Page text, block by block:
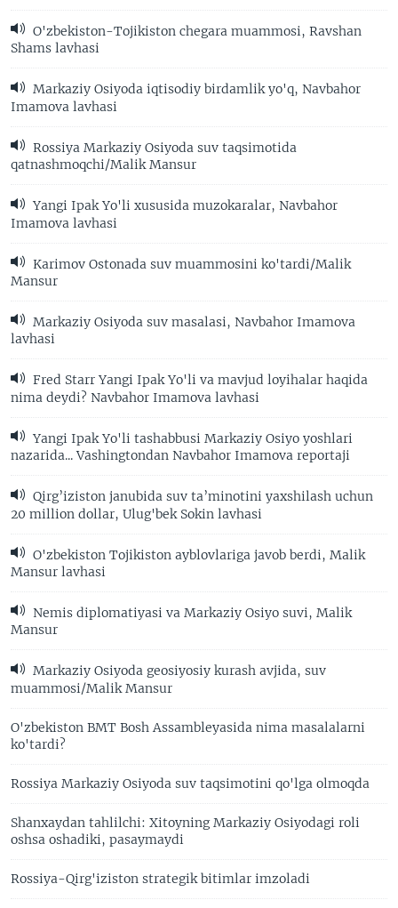
O'zbekiston-Tojikiston chegara muammosi, Ravshan
Shams lavhasi
Markaziy Osiyoda iqtisodiy birdamlik yo'q, Navbahor
Imamova lavhasi
Rossiya Markaziy Osiyoda suv taqsimotida
qatnashmoqchi/Malik Mansur
Yangi Ipak Yo'li xususida muzokaralar, Navbahor
Imamova lavhasi
Karimov Ostonada suv muammosini ko'tardi/Malik
Mansur
Markaziy Osiyoda suv masalasi, Navbahor Imamova
lavhasi
Fred Starr Yangi Ipak Yo'li va mavjud loyihalar haqida
nima deydi? Navbahor Imamova lavhasi
Yangi Ipak Yo'li tashabbusi Markaziy Osiyo yoshlari
nazarida... Vashingtondan Navbahor Imamova reportaji
Qirg’iziston janubida suv ta’minotini yaxshilash uchun
20 million dollar, Ulug'bek Sokin lavhasi
O'zbekiston Tojikiston ayblovlariga javob berdi, Malik
Mansur lavhasi
Nemis diplomatiyasi va Markaziy Osiyo suvi, Malik
Mansur
Markaziy Osiyoda geosiyosiy kurash avjida, suv
muammosi/Malik Mansur
O'zbekiston BMT Bosh Assambleyasida nima masalalarni
ko'tardi?
Rossiya Markaziy Osiyoda suv taqsimotini qo'lga olmoqda
Shanxaydan tahlilchi: Xitoyning Markaziy Osiyodagi roli
oshsa oshadiki, pasaymaydi
Rossiya-Qirg'iziston strategik bitimlar imzoladi